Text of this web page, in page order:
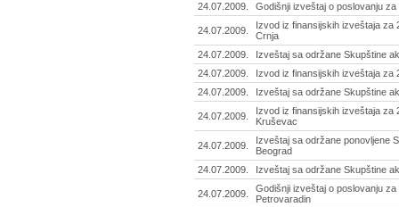
24.07.2009.
Godišnji izveštaj o poslovanju
24.07.2009.
Izvod iz finansijskih izveštaja za
Crnja
24.07.2009.
Izveštaj sa održane Skupštine
24.07.2009.
Izvod iz finansijskih izveštaja za
24.07.2009.
Izveštaj sa održane Skupštine
24.07.2009.
Izvod iz finansijskih izveštaja za
Kruševac
24.07.2009.
Izveštaj sa održane ponovljene
Beograd
24.07.2009.
Izveštaj sa održane Skupštine
24.07.2009.
Godišnji izveštaj o poslovanju
Petrovaradin